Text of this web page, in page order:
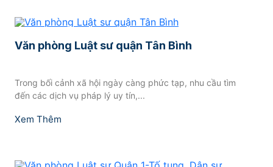
Văn phòng Luật sư quận Tân Bình
Trong bối cảnh xã hội ngày càng phức tạp, nhu cầu tìm
đến các dịch vụ pháp lý uy tín,...
Xem Thêm